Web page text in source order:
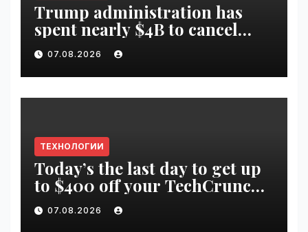
Trump administration has
spent nearly $4B to cancel
offshore wind farms |
VseTime.ru
07.08.2026
ТЕХНОЛОГИИ
Today’s the last day to get up
to $400 off your TechCrunch
Disrupt 2026 ticket |
VseTime.ru
07.08.2026